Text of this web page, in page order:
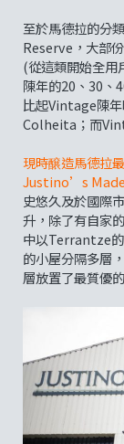
至於馬德拉的分
Reserve，大部
(從這類開始全
陳年的20、30
比起Vintage陳
Colheita；而
現時醸造馬德拉
Justino’s
史悠久及於國際
升，除了有自家
中以Terrantze
的小屋分隔多層
層放置了最質優